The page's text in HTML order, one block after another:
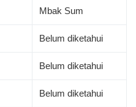
Mbak Sum
Belum diketahui
Belum diketahui
Belum diketahui